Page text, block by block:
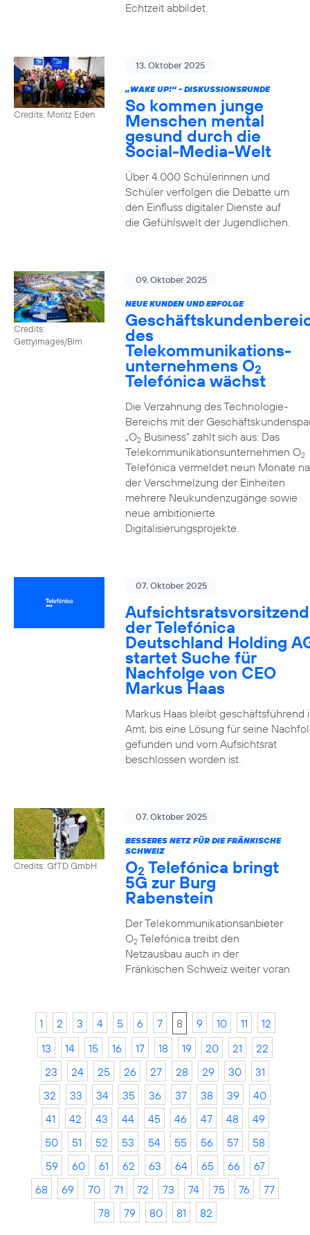
Echtzeit abbildet.
Credits: Moritz Eden
13. Oktober 2025
„WAKE UP!“ - DISKUSSIONSRUNDE
So kommen junge
Menschen mental
gesund durch die
Social-Media-Welt
Über 4.000 Schülerinnen und
Schüler verfolgen die Debatte um
den Einfluss digitaler Dienste auf
die Gefühlswelt der Jugendlichen.
Credits:
Gettyimages/Bim
09. Oktober 2025
NEUE KUNDEN UND ERFOLGE
des
Telekommunikations­
unternehmens O2
Telefónica wächst
Die Verzahnung des Technologie-
Bereichs mit der
„O2Business” zahlt sich aus: Das
Telekommunikationsunternehmen O2
Telefónica vermeldet neun Monate
der Verschmelzung der Einheiten
mehrere Neukundenzugänge sowie
neue ambitionierte
Digitalisierungsprojekte.
07. Oktober 2025
der Telefónica
Deutschland Holding
startet Suche für
Nachfolge von CEO
Markus Haas
Markus Haas bleibt geschäftsführend
Amt, bis eine Lösung für seine
gefunden und vom Aufsichtsrat
beschlossen worden ist.
Credits: GfTD GmbH
07. Oktober 2025
BESSERES NETZ FÜR DIE FRÄNKISCHE
SCHWEIZ
O2 Telefónica bringt
5G zur Burg
Rabenstein
Der Telekommunikationsanbieter
O2Telefónica treibt den
Netzausbau auch in der
Fränkischen Schweiz weiter voran
1 2 3 4 5 6 7 8 9 10 11
12
13
14 15 16 17 18 19 20 21
22
23
24 25 26 27 28 29 30
31
32
33 34 35 36 37 38 39
40
41
42 43 44 45 46 47 48
49
50
51 52 53 54 55 56 57
58
59
60 61 62 63 64 65 66
67
68
69 70 71 72 73 74 75 76
77
78
79 80 81 82